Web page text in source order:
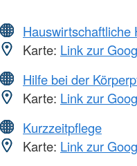
Hauswirtschaftliche
Karte: Link zur
Hilfe bei der
Karte: Link zur
Kurzzeitpflege
Karte: Link zur